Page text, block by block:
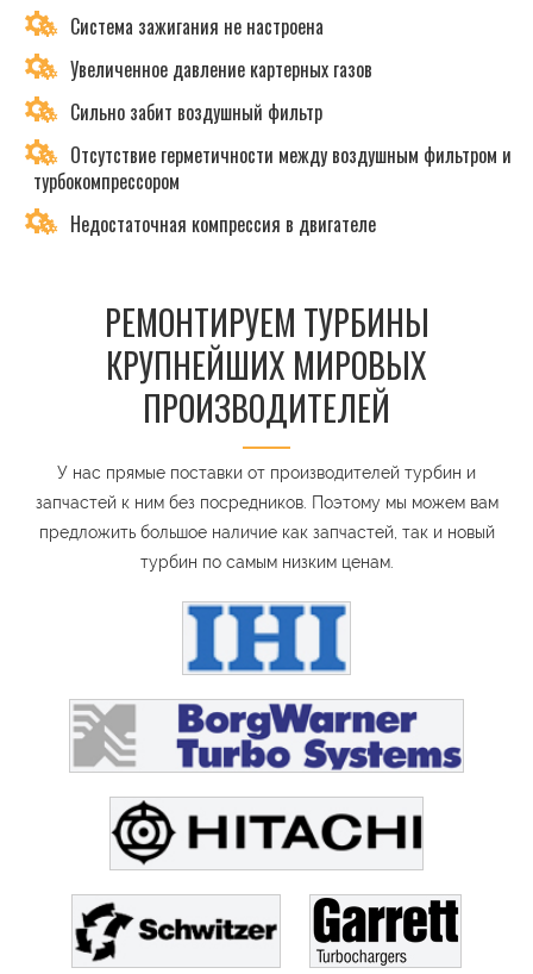
Система зажигания не настроена
Увеличенное давление картерных газов
Сильно забит воздушный фильтр
Отсутствие герметичности между воздушным фильтром и
турбокомпрессором
Недостаточная компрессия в двигателе
РЕМОНТИРУЕМ ТУРБИНЫ
КРУПНЕЙШИХ МИРОВЫХ
ПРОИЗВОДИТЕЛЕЙ
У нас прямые поставки от производителей турбин и
запчастей к ним без посредников. Поэтому мы можем вам
предложить большое наличие как запчастей, так и новый
турбин по самым низким ценам.